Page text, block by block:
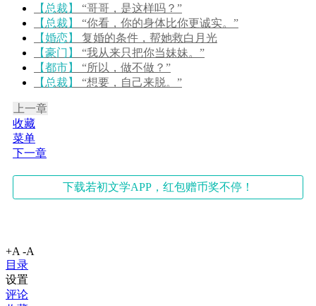
【总裁】
“哥哥，是这样吗？”
【总裁】
“你看，你的身体比你更诚实。”
【婚恋】
复婚的条件，帮她救白月光
【豪门】
“我从来只把你当妹妹。”
【都市】
“所以，做不做？”
【总裁】
“想要，自己来脱。”
上一章
收藏
菜单
下一章
下载若初文学APP，红包赠币奖不停！
+A -A
目录
设置
评论